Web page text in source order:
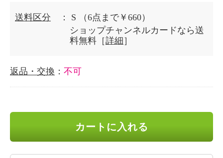
送料区分 ： S
（6点まで￥660）
ショップチャンネルカードなら送
料無料［詳細 ］
返品・交換 ： 不可
カートに入れる